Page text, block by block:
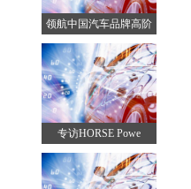
领航中国汽车品牌高阶
跃迁
专访HORSE Powe